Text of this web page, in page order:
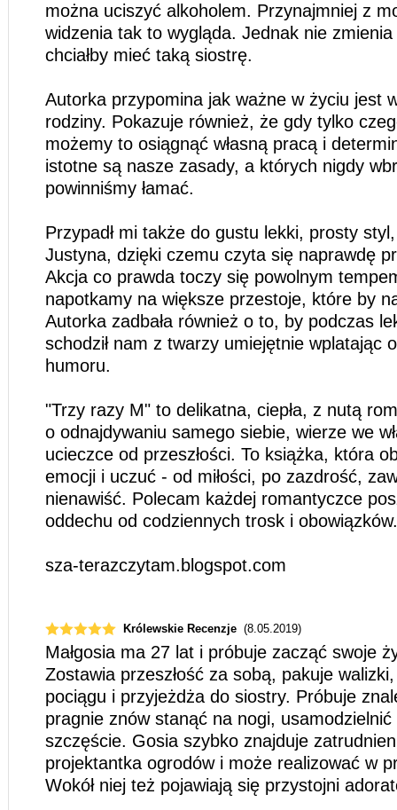
można uciszyć alkoholem. Przynajmniej z
widzenia tak to wygląda. Jednak nie
chciałby mieć taką siostrę.
Autorka przypomina jak ważne w życiu jest
rodziny. Pokazuje również, że gdy tylko
możemy to osiągnąć własną pracą i
istotne są nasze zasady, a których nigdy
powinniśmy łamać.
Przypadł mi także do gustu lekki, prosty
Justyna, dzięki czemu czyta się naprawdę
Akcja co prawda toczy się powolnym
napotkamy na większe przestoje, które by
Autorka zadbała również o to, by podczas
schodził nam z twarzy umiejętnie wplatając
humoru.
"Trzy razy M" to delikatna, ciepła, z nutą
o odnajdywaniu samego siebie, wierze we
ucieczce od przeszłości. To książka, która
emocji i uczuć - od miłości, po zazdrość,
nienawiść. Polecam każdej romantyczce
oddechu od codziennych trosk i obowiązków.
sza-terazczytam.blogspot.com
Królewskie Recenzje (8.05.2019)
Małgosia ma 27 lat i próbuje zacząć swoje
Zostawia przeszłość za sobą, pakuje
pociągu i przyjeżdża do siostry. Próbuje
pragnie znów stanąć na nogi,
szczęście. Gosia szybko znajduje
projektantka ogrodów i może realizować w
Wokół niej też pojawiają się przystojni